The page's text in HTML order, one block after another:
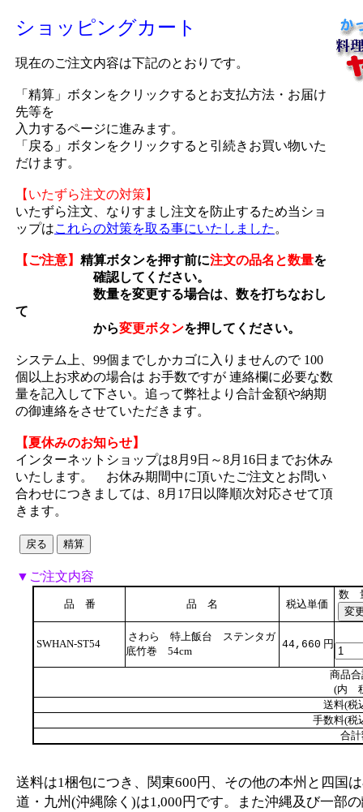
ショッピングカート
現在のご注文内容は下記のとおりです。
「精算」ボタンをクリックするとお支払方法・お届け
先等を
入力するページに進みます。
「戻る」ボタンをクリックすると引続きお買い物いた
だけます。
【いたずら注文の対策】
いたずら注文、なりすまし注文を防止するため当ショ
ップはこれらの対策を取る事にいたしました 。
【ご注意】 精算ボタンを押す前に注文の品名と数量を
確認してください。
数量を変更する場合は、数を打ちなおし
て
から変更ボタンを押してください。
システム上、99個までしかカゴに入りませんので 100
個以上お求めの場合は お手数ですが 連絡欄に必要な数
量を記入して下さい。追って弊社より合計金額や納期
の御連絡をさせていただきます。
【夏休みのお知らせ】
インターネットショップは8月9日～8月16日までお休み
いたします。 お休み期間中に頂いたご注文とお問い
合わせにつきましては、8月17日以降順次対応させて頂
きます。
▼ご注文内容
品 番 品 名 税込単価
数
SWHAN-ST54
さわら 特上飯台 ステンタガ
底竹巻 54cm
44,660 円
商品
(内
送料(税
手数料(税
合
送料は1梱包につき、関東600円、その他の本州と四国
道・九州(沖縄除く)は1,000円です。また沖縄及び一部